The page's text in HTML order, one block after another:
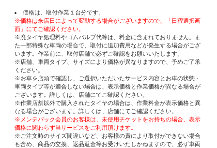
価格は、取付作業１台分です。
※価格は来店日によって変動する場合がございますので、「日程選択画
面」にてご確認ください。
※廃タイヤ処理料やゴムバルブ代等は、料金に含まれておりません。ま
た一部特殊な車両の場合で、取付に追加費用などが発生する場合がござ
います。作業前に、取付店舗で必ずご確認をお願いいたします。
※店舗、車両タイプ、サイズにより価格が異なりますので、予めご了承
ください。
※お車を店頭で確認し、ご選択いただいたサービス内容とお車の状態・
車両タイプ等が適合しない場合は、表示価格と作業価格が異なる場合が
ございます。詳しくは、店舗にてご確認ください。
※作業店舗以外で購入されたタイヤの場合は、作業料金が表示価格と異
なる場合がございます。詳しくは、店舗にてご確認ください。
※メンテパック会員のお客様は、未使用チケットをお持ちの場合、表示
価格に関わらず当サービスをご利用頂けます。
※ご注文時のサイズ間違いなど、お客様の責により取付ができない場合
も含め、商品の交換、返品返金等お受けいたしかねますので、必ず車両